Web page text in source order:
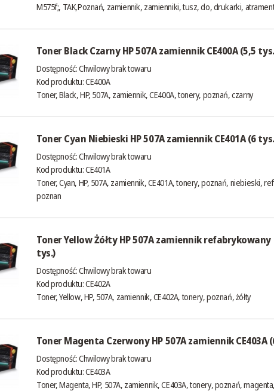
M575f;, TAK,Poznań, zamiennik, zamienniki, tusz, do, drukarki,
Toner Black Czarny HP 507A zamiennik CE400A (5,5
Dostępność:Chwilowy brak towaru
Kod produktu: CE400A
Toner, Black, HP, 507A, zamiennik, CE400A, tonery, poznań, czarny
Toner Cyan Niebieski HP 507A zamiennik CE401A (6
Dostępność:Chwilowy brak towaru
Kod produktu: CE401A
Toner, Cyan, HP, 507A, zamiennik, CE401A, tonery, poznań, niebieski,
poznan
Toner Yellow Żółty HP 507A zamiennik refabrykowany
tys.)
Dostępność:Chwilowy brak towaru
Kod produktu: CE402A
Toner, Yellow, HP, 507A, zamiennik, CE402A, tonery, poznań, żółty
Toner Magenta Czerwony HP 507A zamiennik CE403A
Dostępność:Chwilowy brak towaru
Kod produktu: CE403A
Toner, Magenta, HP, 507A, zamiennik, CE403A, tonery, poznań,